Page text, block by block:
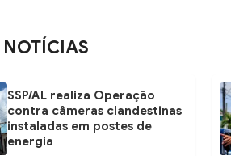
SSP/AL realiza Operação
contra câmeras clandestinas
instaladas em postes de
energia